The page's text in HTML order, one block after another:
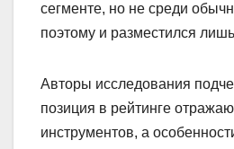
сегменте, но не среди
поэтому и разместился
Авторы исследования
позиция в рейтинге
инструментов, а